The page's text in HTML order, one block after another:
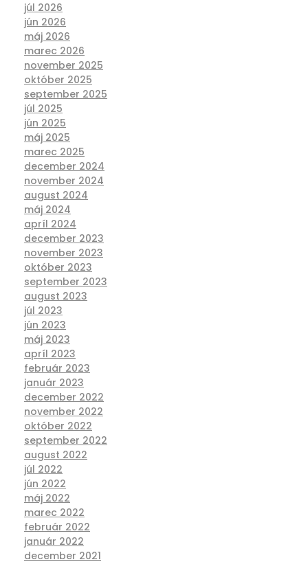
júl 2026
jún 2026
máj 2026
marec 2026
november 2025
október 2025
september 2025
júl 2025
jún 2025
máj 2025
marec 2025
december 2024
november 2024
august 2024
máj 2024
apríl 2024
december 2023
november 2023
október 2023
september 2023
august 2023
júl 2023
jún 2023
máj 2023
apríl 2023
február 2023
január 2023
december 2022
november 2022
október 2022
september 2022
august 2022
júl 2022
jún 2022
máj 2022
marec 2022
február 2022
január 2022
december 2021